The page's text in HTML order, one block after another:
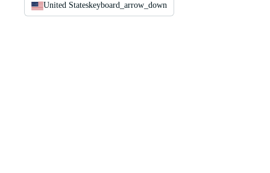
United Stateskeyboard_arrow_down